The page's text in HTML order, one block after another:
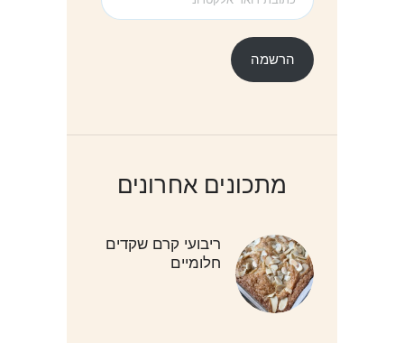
דואר
אלקטרוני
הרשמה
מתכונים אחרונים
ריבועי קרם שקדים
חלומיים